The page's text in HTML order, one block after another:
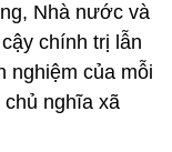
Nhà nước và
chính trị lẫn
nghiệm của mỗi
nghĩa xã